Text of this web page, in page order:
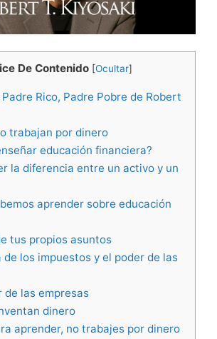
De Contenido [Ocultar]
Rico, Padre Pobre de Robert
trabajan por dinero
educación financiera?
la diferencia entre un activo y un
aprender sobre educación
tus propios asuntos
los impuestos y el poder de las
de las empresas
dinero
aprender, no trabajes por dinero